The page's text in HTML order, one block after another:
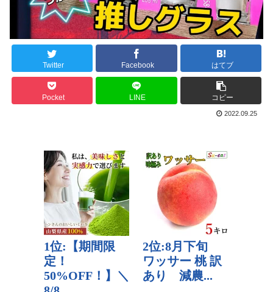
Twitter Facebook はてブ
Pocket LINE コピー
2022.09.25